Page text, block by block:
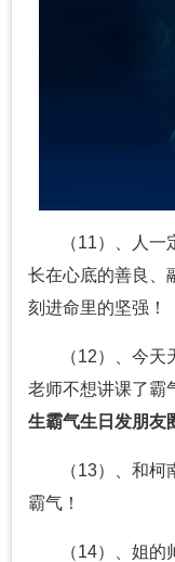
（11）、人
长在心底的善良、
刻进命里的坚强！
（12）、今
老师不想讲课了霸
生霸气生日发朋友
（13）、和
霸气！
（14）、姐